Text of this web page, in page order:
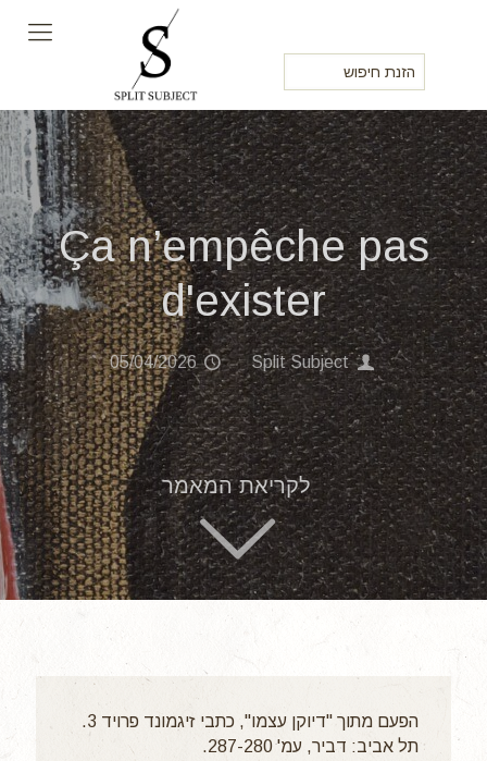
Ça n’empêche pas
d'exister
Split Subject
05/04/2026
הפעם מתוך "דיוקן עצמו", כתבי זיגמונד פרויד 3.
תל אביב: דביר, עמ' 287-280.